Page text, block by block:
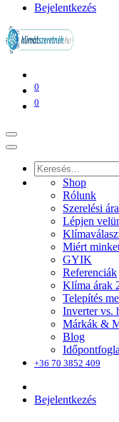
Bejelentkezés
0
0
Shop
Rólunk
Szerelési
Lépjen
Miért
GYIK
Referenciák
Klíma árak
Telepítés
Inverter vs.
Márkák &
Blog
+36 70 3852 409
Bejelentkezés